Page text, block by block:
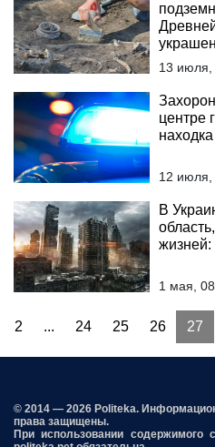
13 июля,
центре
12 июля,
В
жизней:
1 мая,
2 ... 24 25 26 27
© 2014 — 2026 Politeka.
права защищены.
При использовании содержимого